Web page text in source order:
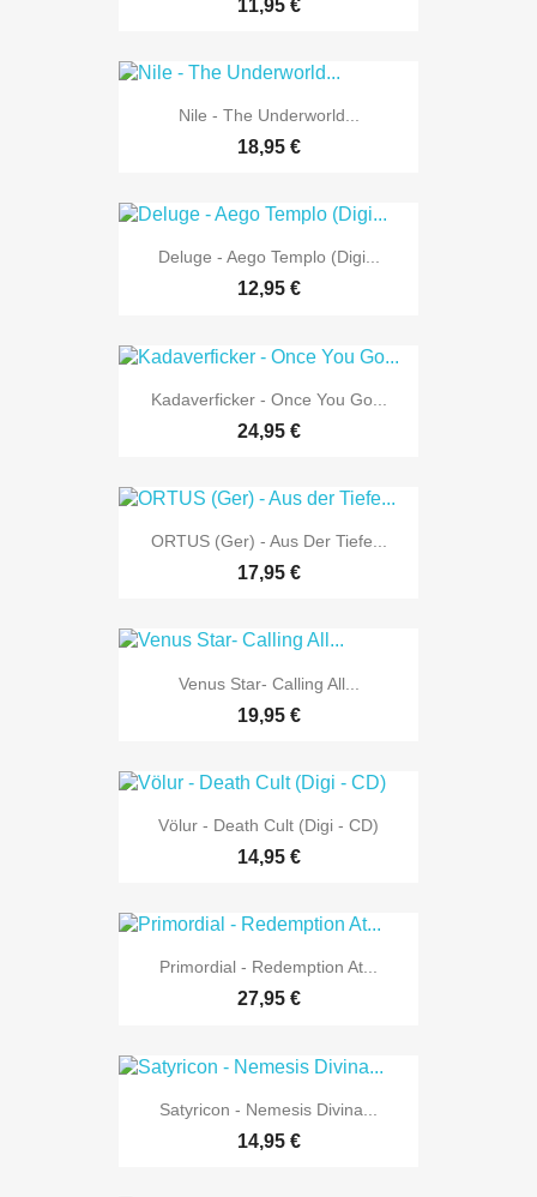
11,95 €
Nile - The Underworld...
18,95 €
Deluge - Aego Templo (Digi...
12,95 €
Kadaverficker - Once You Go...
24,95 €
ORTUS (Ger) - Aus Der Tiefe...
17,95 €
Venus Star- Calling All...
19,95 €
Völur - Death Cult (Digi - CD)
14,95 €
Primordial - Redemption At...
27,95 €
Satyricon - Nemesis Divina...
14,95 €